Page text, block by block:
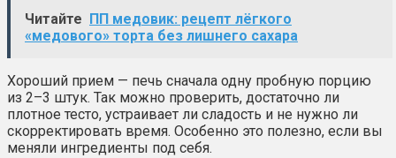
Читайте
ПП медовик: рецепт лёгкого
«медового» торта без лишнего сахара
Хороший прием — печь сначала одну пробную порцию
из 2–3 штук. Так можно проверить, достаточно ли
плотное тесто, устраивает ли сладость и не нужно ли
скорректировать время. Особенно это полезно, если вы
меняли ингредиенты под себя.